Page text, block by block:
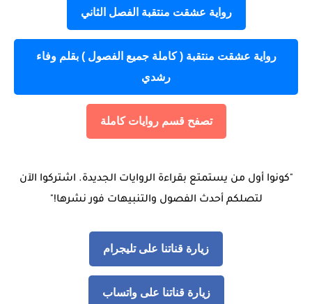
رواية عشقت منتقبة الفصل الثاني
رواية عشقت منتقبة ( كاملة جميع الفصول ) بقلم وفاء
رشدي
تصفح قسم روايات كاملة
"كونوا أول من يستمتع بقراءة الروايات الجديدة. اشتركوا الآن
لتصلكم أحدث الفصول والتنبيهات فور نشرها!"
زيارة قناتنا على تليجرام
زيارة قناتنا على واتساب